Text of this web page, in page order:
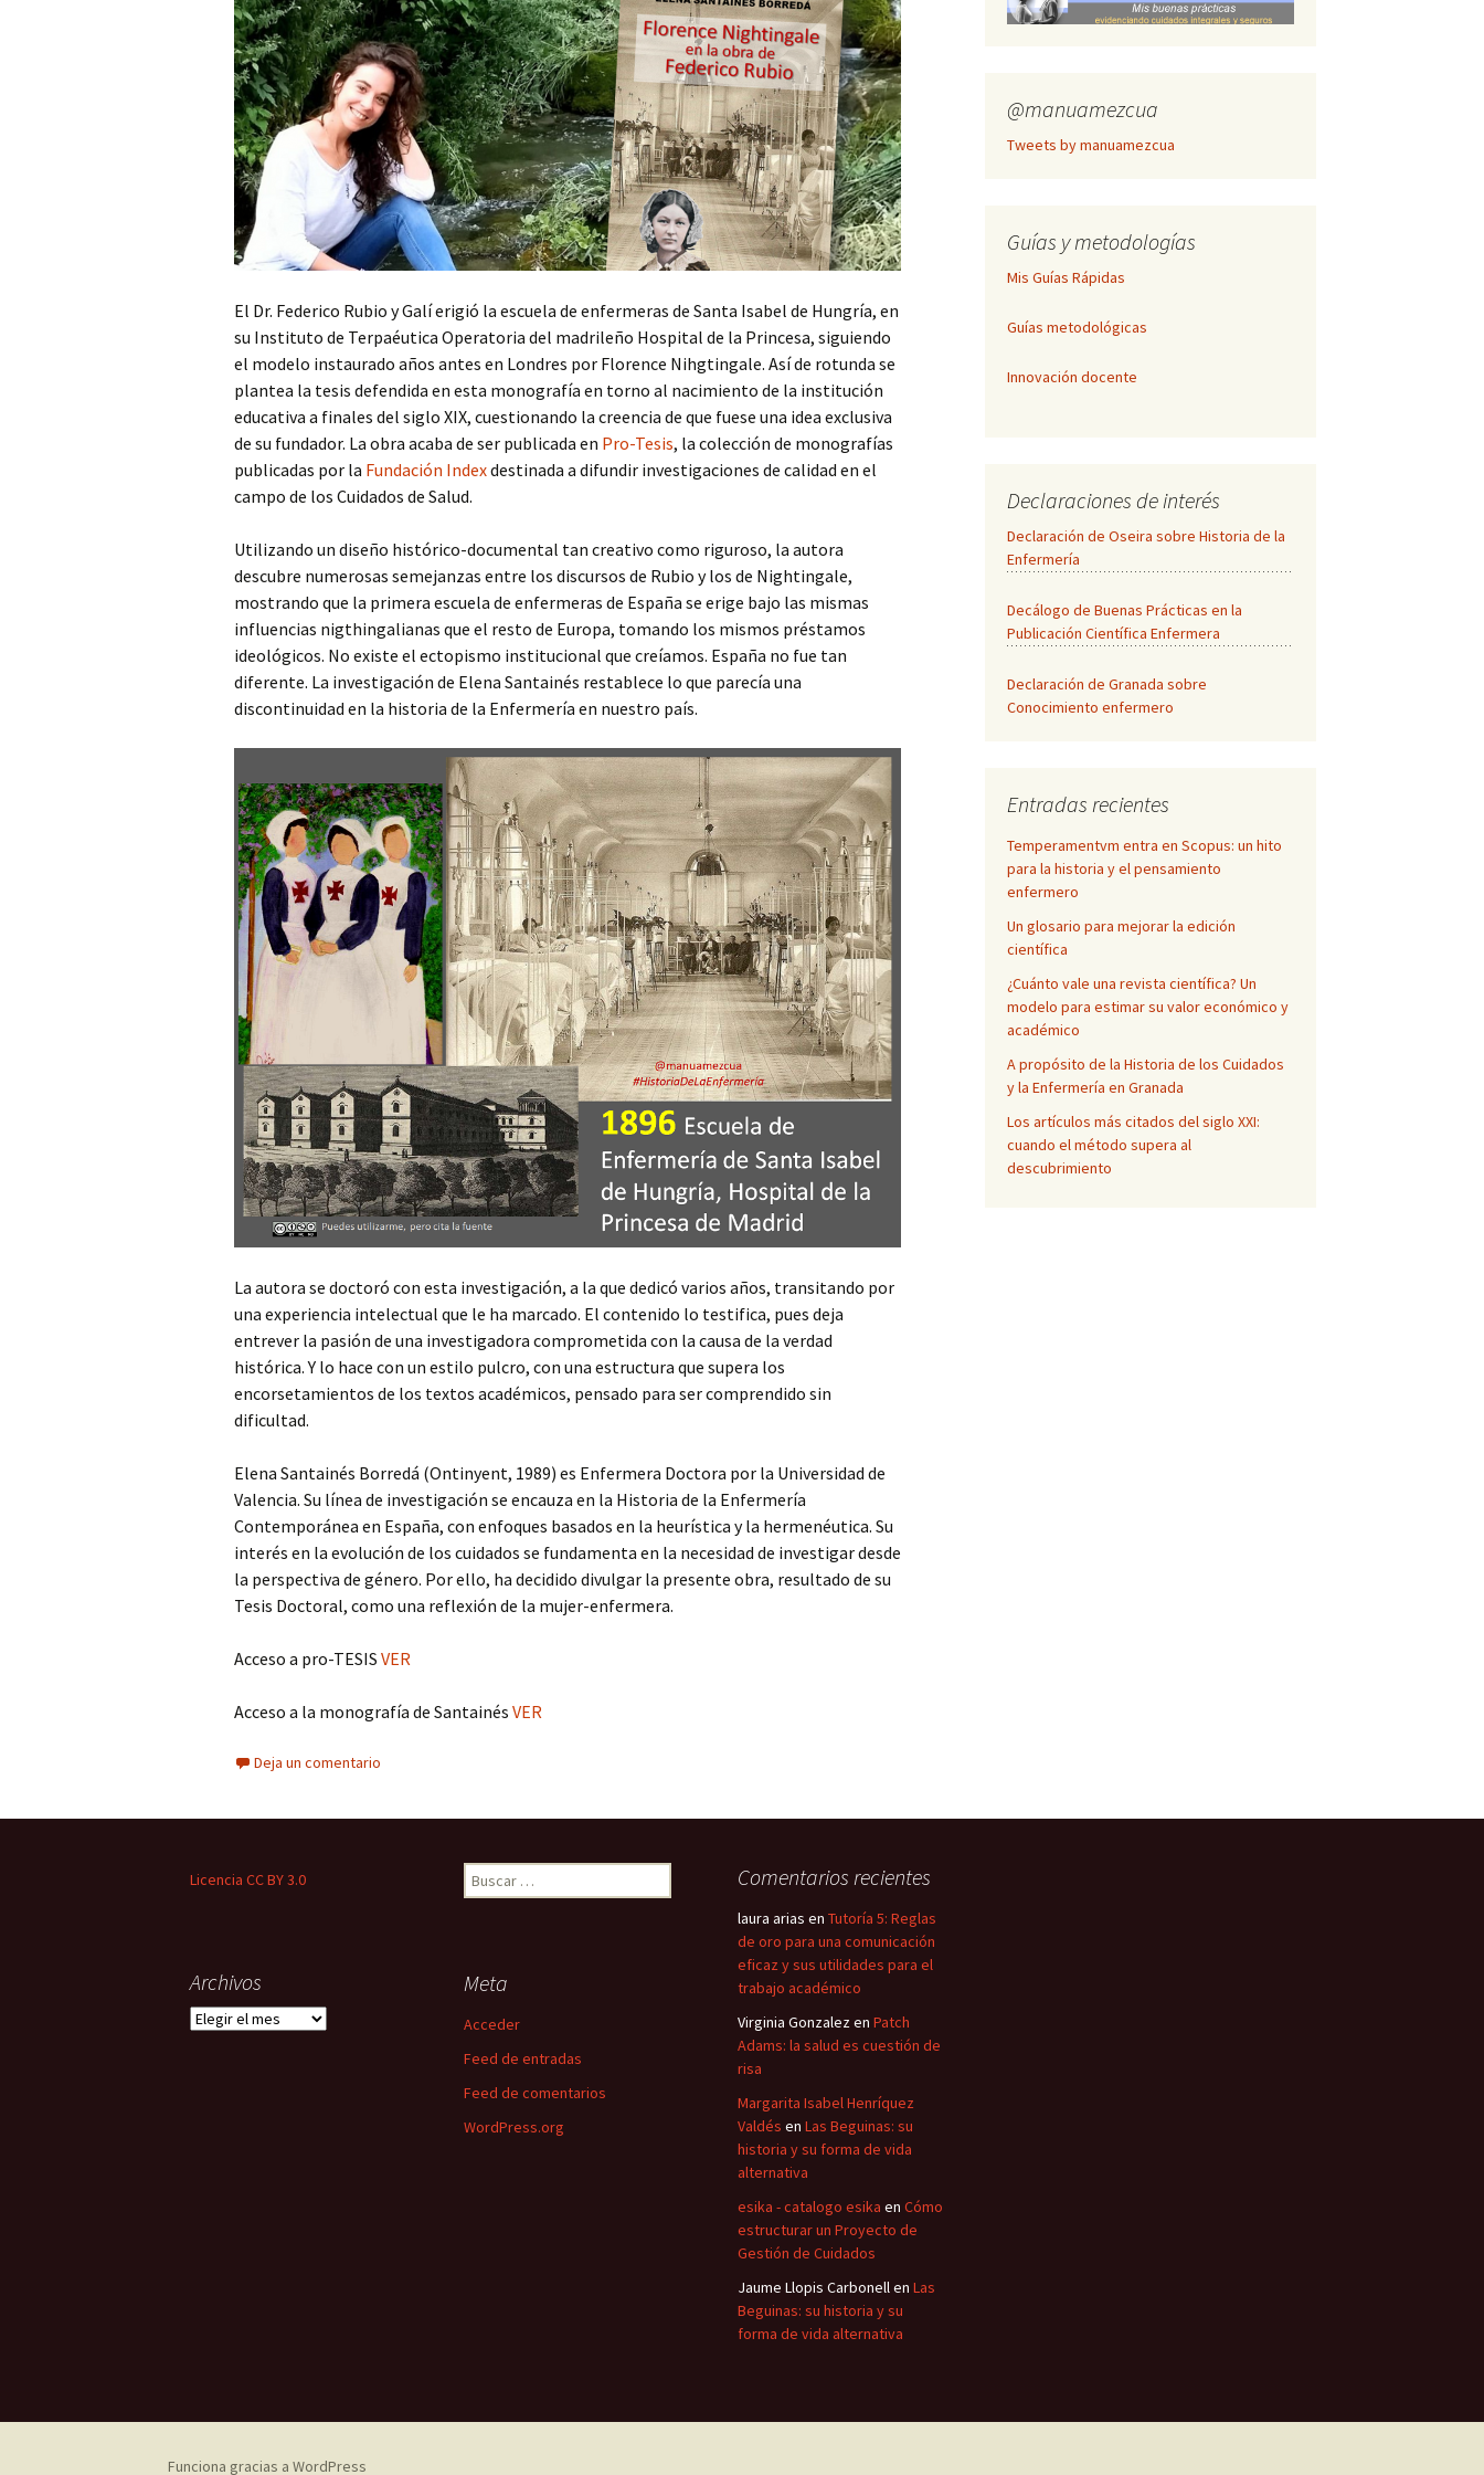
El Dr. Federico Rubio y Galí erigió la escuela de enfermeras de Santa Isabel de Hungría, en
su Instituto de Terpaéutica Operatoria del madrileño Hospital de la Princesa, siguiendo
el modelo instaurado años antes en Londres por Florence Nihgtingale. Así de rotunda se
plantea la tesis defendida en esta monografía en torno al nacimiento de la institución
educativa a finales del siglo XIX, cuestionando la creencia de que fuese una idea exclusiva
de su fundador. La obra acaba de ser publicada en Pro-Tesis, la colección de monografías
publicadas por la Fundación Indexdestinada a difundir investigaciones de calidad en el
campo de los Cuidados de Salud.
Utilizando un diseño histórico-documental tan creativo como riguroso, la autora
descubre numerosas semejanzas entre los discursos de Rubio y los de Nightingale,
mostrando que la primera escuela de enfermeras de España se erige bajo las mismas
influencias nigthingalianas que el resto de Europa, tomando los mismos préstamos
ideológicos. No existe el ectopismo institucional que creíamos. España no fue tan
diferente. La investigación de Elena Santainés restablece lo que parecía una
discontinuidad en la historia de la Enfermería en nuestro país.
La autora se doctoró con esta investigación, a la que dedicó varios años, transitando por
una experiencia intelectual que le ha marcado. El contenido lo testifica, pues deja
entrever la pasión de una investigadora comprometida con la causa de la verdad
histórica. Y lo hace con un estilo pulcro, con una estructura que supera los
encorsetamientos de los textos académicos, pensado para ser comprendido sin
dificultad.
Elena Santainés Borredá (Ontinyent, 1989) es Enfermera Doctora por la Universidad de
Valencia. Su línea de investigación se encauza en la Historia de la Enfermería
Contemporánea en España, con enfoques basados en la heurística y la hermenéutica. Su
interés en la evolución de los cuidados se fundamenta en la necesidad de investigar desde
la perspectiva de género. Por ello, ha decidido divulgar la presente obra, resultado de su
Tesis Doctoral, como una reflexión de la mujer-enfermera.
Acceso a pro-TESIS VER
Acceso a la monografía de Santainés VER
Deja un comentario
@manuamezcua
Tweets by manuamezcua
Guías y metodologías
Mis Guías Rápidas
Guías metodológicas
Innovación docente
Declaraciones de interés
Declaración de Oseira sobre Historia de la
Enfermería
Decálogo de Buenas Prácticas en la
Publicación Científica Enfermera
Declaración de Granada sobre
Conocimiento enfermero
Entradas recientes
Temperamentvm entra en Scopus: un hito
para la historia y el pensamiento
enfermero
Un glosario para mejorar la edición
científica
¿Cuánto vale una revista científica? Un
modelo para estimar su valor económico y
académico
A propósito de la Historia de los Cuidados
y la Enfermería en Granada
Los artículos más citados del siglo XXI:
cuando el método supera al
descubrimiento
Licencia CC BY 3.0 Buscar: Comentarios recientes
laura arias en Tutoría 5: Reglas
de oro para una comunicación
eficaz y sus utilidades para el
trabajo académico
Virginia Gonzalezen Patch
Adams: la salud es cuestión de
risa
Margarita Isabel Henríquez
Valdés en Las Beguinas: su
historia y su forma de vida
alternativa
esika - catalogo esika en Cómo
estructurar un Proyecto de
Gestión de Cuidados
Jaume Llopis Carbonellen Las
Beguinas: su historia y su
forma de vida alternativa
Archivos
Archivos
Meta
Acceder
Feed de entradas
Feed de comentarios
WordPress.org
Funciona gracias a WordPress